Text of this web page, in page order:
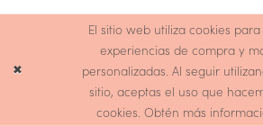
El sitio web utiliza cookies
experiencias de compra y
personalizadas. Al seguir
sitio, aceptas el uso que
cookies. Obtén más